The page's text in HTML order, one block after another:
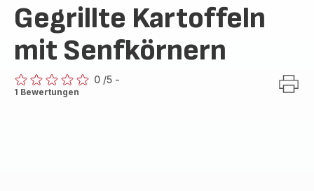
Gegrillte Kartoffeln
mit Senfkörnern
ratings.0
0 /5 -
1 Bewertungen